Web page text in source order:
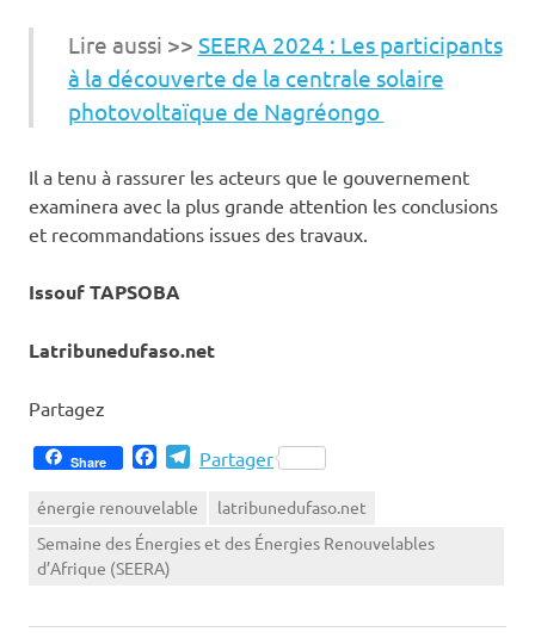
Lire aussi >> SEERA 2024 : Les participants
à la découverte de la centrale solaire
photovoltaïque de Nagréongo
Il a tenu à rassurer les acteurs que le gouvernement
examinera avec la plus grande attention les conclusions
et recommandations issues des travaux.
Issouf TAPSOBA
Latribunedufaso.net
Partagez
Share FacebookTelegram
Partager
énergie renouvelable
latribunedufaso.net
Semaine des Énergies et des Énergies Renouvelables
d’Afrique (SEERA)